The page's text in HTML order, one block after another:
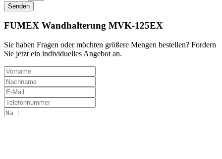
Senden
FUMEX Wandhalterung MVK-125EX
Sie haben Fragen oder möchten größere Mengen bestellen? Fordern
Sie jetzt ein individuelles Angebot an.